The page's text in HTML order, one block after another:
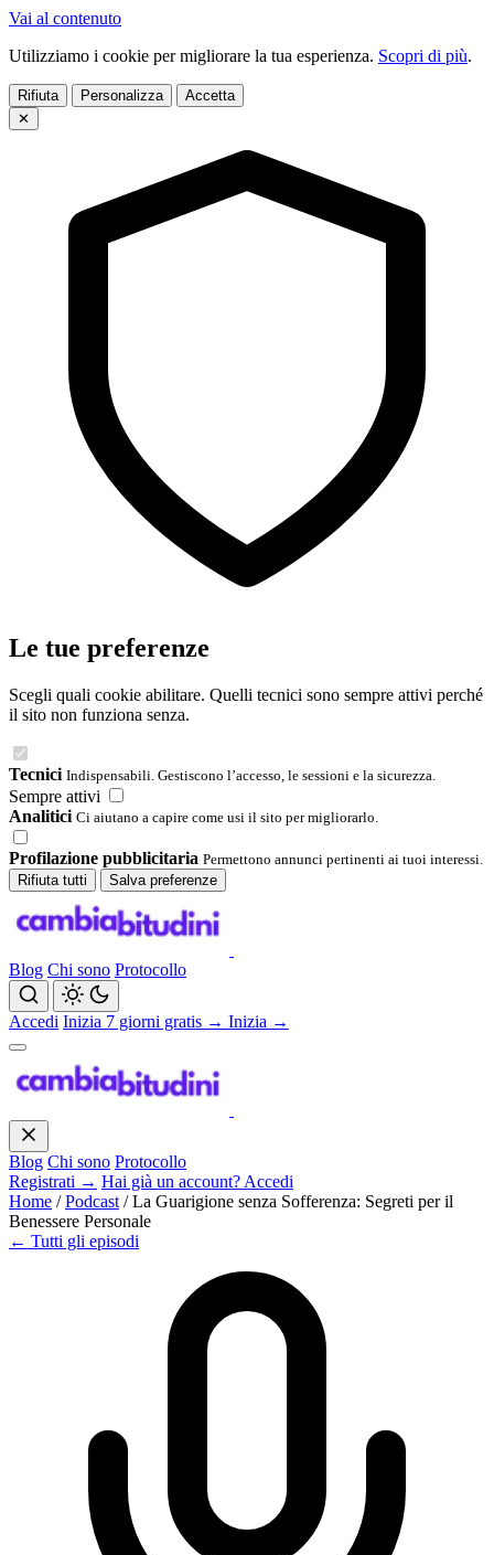
Vai al contenuto
Utilizziamo i cookie per migliorare la tua esperienza. Scopri di più.
Rifiuta Personalizza
Accetta
✕
Le tue preferenze
Scegli quali cookie abilitare. Quelli tecnici sono sempre attivi perché
il sito non funziona senza.
Tecnici Indispensabili. Gestiscono l’accesso, le sessioni e la sicurezza.
Sempre attivi
Analitici Ci aiutano a capire come usi il sito per migliorarlo.
Profilazione pubblicitaria Permettono annunci pertinenti ai tuoi interessi.
Rifiuta tutti
Salva preferenze
Blog Chi sono Protocollo
Accedi Inizia 7 giorni gratis → Inizia →
Blog Chi sono Protocollo
Registrati → Hai già un account? Accedi
Home / Podcast / La Guarigione senza Sofferenza: Segreti per il
Benessere Personale
← Tutti gli episodi